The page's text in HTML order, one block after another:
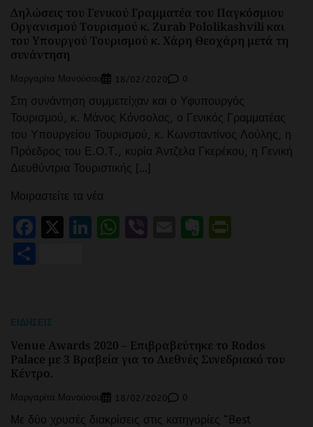
Δηλώσεις του Γενικού Γραμματέα του Παγκόσμιου
Οργανισμού Τουρισμού κ. Zurab Pololikashvili και
του Υπουργού Τουρισμού κ. Χάρη Θεοχάρη μετά τη
συνάντηση
Μαργαρίτα Μανούσου 18/02/2020 0
Στη συνάντηση συμμετείχαν και ο Υφυπουργός
Τουρισμού, κ. Μάνος Κόνσολας, ο Γενικός Γραμματέας
του Υπουργείου Τουρισμού, κ. Κωνσταντίνος Λούλης, η
Πρόεδρος του Ε.Ο.Τ., κυρία Άντζελα Γκερέκου, η Γενική
Διευθύντρια Τουριστικής […]
Μοιραστείτε τα νέα
Facebook
X LinkedIn
WhatsApp
ViberEmailEvernote
ΕΙΔΉΣΕΙΣ
Venue Awards 2020 – Επιβραβεύτηκε το Rodos
Palace με 3 Βραβεία για το Διεθνές Συνεδριακό του
Κέντρο.
Μαργαρίτα Μανούσου 18/02/2020 0
Με δύο χρυσές διακρίσεις στις κατηγορίες “Best